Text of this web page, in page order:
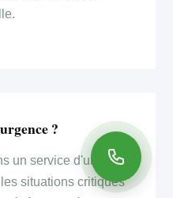
?
un service d'urgence
situations critiques